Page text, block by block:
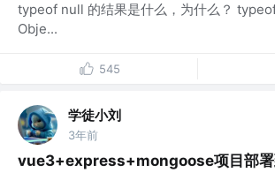
typeof null 的结果是什么，为什么？
Obje...
545
学徒小刘
3年前
vue3+express+mongoose项目部署